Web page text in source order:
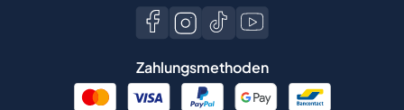
Zahlungsmethoden